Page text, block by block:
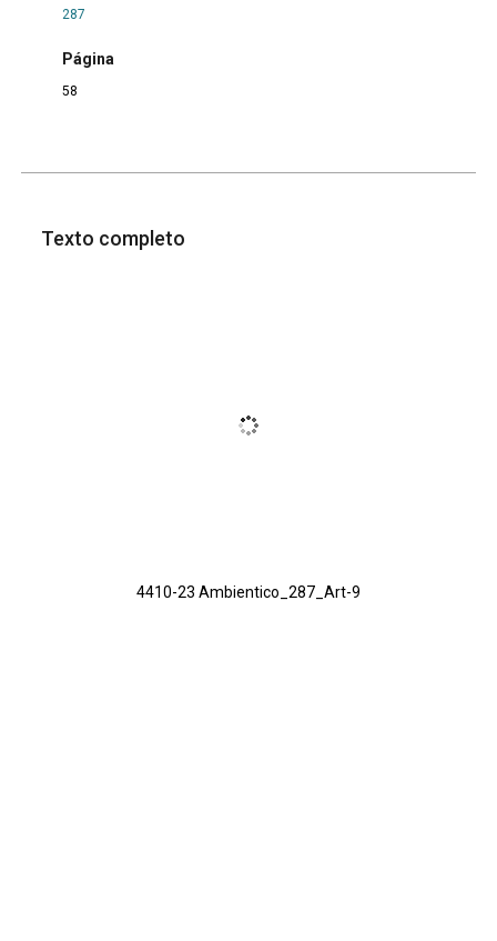
287
Página
58
Texto completo
4410-23 Ambientico_287_Art-9